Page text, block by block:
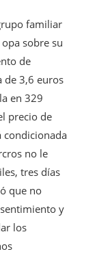
familiar
sobre su
de
de 3,6 euros
en 329
precio de
condicionada
no le
tres días
que no
y
los